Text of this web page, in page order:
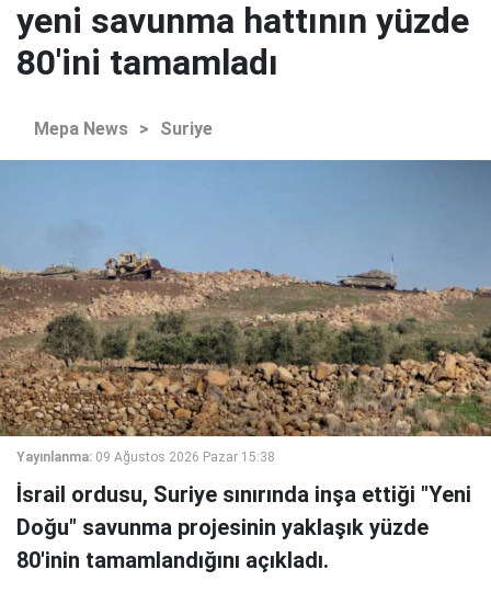
yeni savunma hattının yüzde
80'ini tamamladı
Mepa News > Suriye
Yayınlanma: 09 Ağustos 2026 Pazar 15:38
İsrail ordusu, Suriye sınırında inşa ettiği "Yeni
Doğu" savunma projesinin yaklaşık yüzde
80'inin tamamlandığını açıkladı.